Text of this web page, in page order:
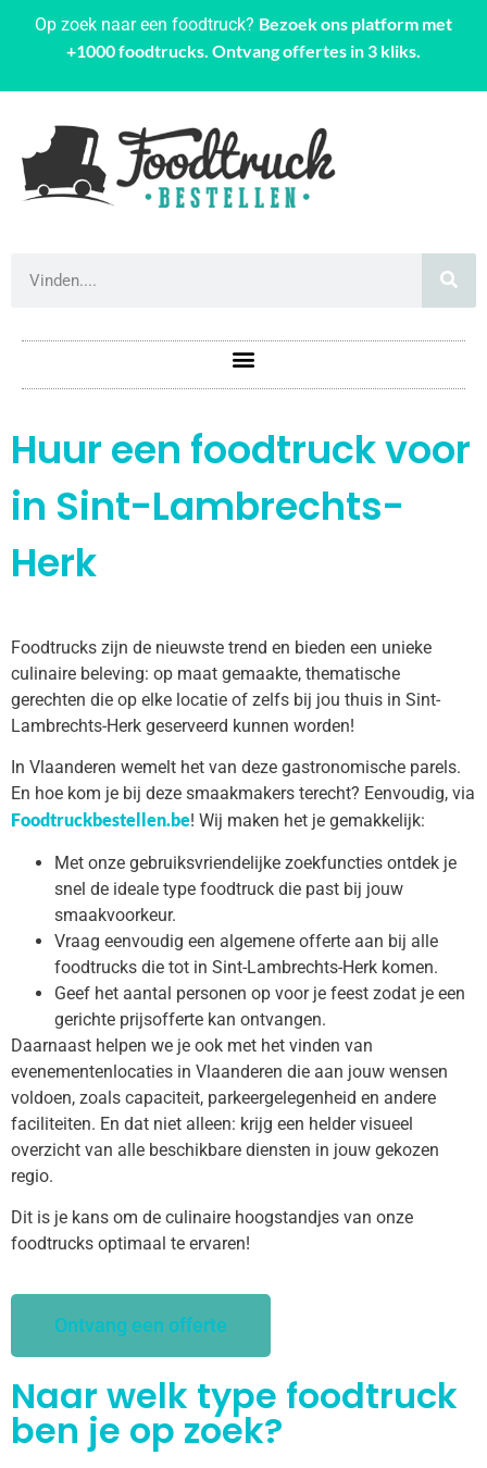
Op zoek naar een foodtruck? Bezoek ons platform met
+1000 foodtrucks. Ontvang offertes in 3 kliks.
Huur een foodtruck voor
in Sint-Lambrechts-
Herk
Foodtrucks zijn de nieuwste trend en bieden een unieke
culinaire beleving: op maat gemaakte, thematische
gerechten die op elke locatie of zelfs bij jou thuis in Sint-
Lambrechts-Herk geserveerd kunnen worden!
In Vlaanderen wemelt het van deze gastronomische parels.
En hoe kom je bij deze smaakmakers terecht? Eenvoudig, via
Foodtruckbestellen.be! Wij maken het je gemakkelijk:
Met onze gebruiksvriendelijke zoekfuncties ontdek je
snel de ideale type foodtruck die past bij jouw
smaakvoorkeur.
Vraag eenvoudig een algemene offerte aan bij alle
foodtrucks die tot in Sint-Lambrechts-Herk komen.
Geef het aantal personen op voor je feest zodat je een
gerichte prijsofferte kan ontvangen.
Daarnaast helpen we je ook met het vinden van
evenementenlocaties in Vlaanderen die aan jouw wensen
voldoen, zoals capaciteit, parkeergelegenheid en andere
faciliteiten. En dat niet alleen: krijg een helder visueel
overzicht van alle beschikbare diensten in jouw gekozen
regio.
Dit is je kans om de culinaire hoogstandjes van onze
foodtrucks optimaal te ervaren!
Ontvang een offerte
Naar welk type foodtruck
ben je op zoek?